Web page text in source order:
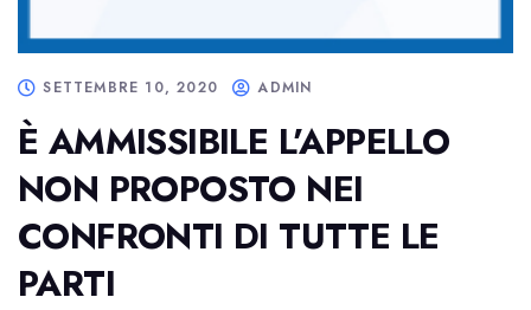
SETTEMBRE 10, 2020 ADMIN
È AMMISSIBILE L’APPELLO
NON PROPOSTO NEI
CONFRONTI DI TUTTE LE
PARTI